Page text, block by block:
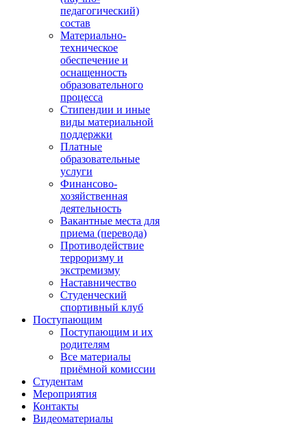
педагогический)
состав
Материально-
техническое
обеспечение и
оснащенность
образовательного
процесса
Стипендии и иные
виды материальной
поддержки
Платные
образовательные
услуги
Финансово-
хозяйственная
деятельность
Вакантные места для
приема (перевода)
Противодействие
терроризму и
экстремизму
Наставничество
Студенческий
спортивный клуб
Поступающим
Поступающим и их
родителям
Все материалы
приёмной комиссии
Студентам
Мероприятия
Контакты
Видеоматериалы